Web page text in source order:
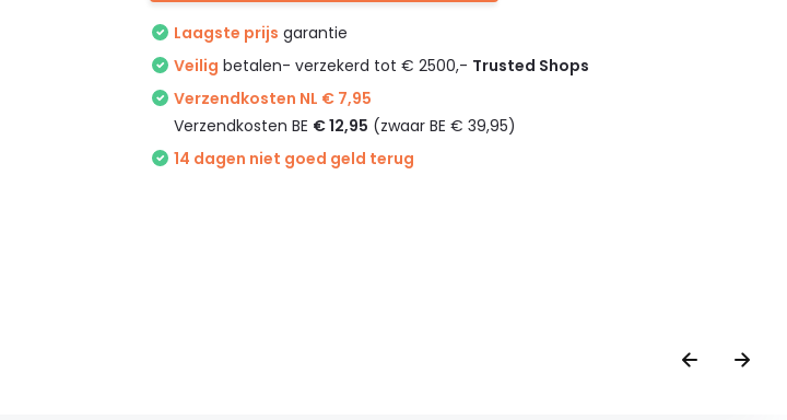
Laagste prijs garantie
Veilig betalen- verzekerd tot € 2500,- Trusted Shops
Verzendkosten NL € 7,95
Verzendkosten BE € 12,95 (zwaar BE € 39,95)
14 dagen niet goed geld terug